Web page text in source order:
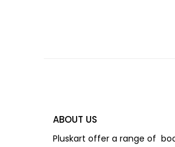
ABOUT US
Pluskart offer a range of